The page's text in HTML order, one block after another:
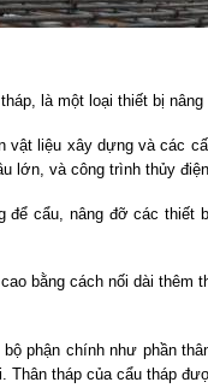
là một loại thiết bị
vật liệu xây dựng và các
lớn, và công trình thủy điện
để cẩu, nâng đỡ các
bằng cách nối dài thêm
phận chính như phần
Thân tháp của cẩu tháp